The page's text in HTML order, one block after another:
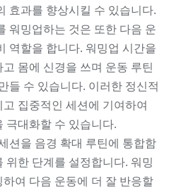
효과를 향상시킬 수 있습니다.
워밍업하는 것은 또한 다음 운
역할을 합니다. 워밍업 시간을
몸에 신경을 쓰며 운동 루틴
들 수 있습니다. 이러한 정신적
집중적인 세션에 기여하여
극대화할 수 있습니다.
션을 음경 확대 루틴에 통합함
위한 단계를 설정합니다. 워밍
여 다음 운동에 더 잘 반응할